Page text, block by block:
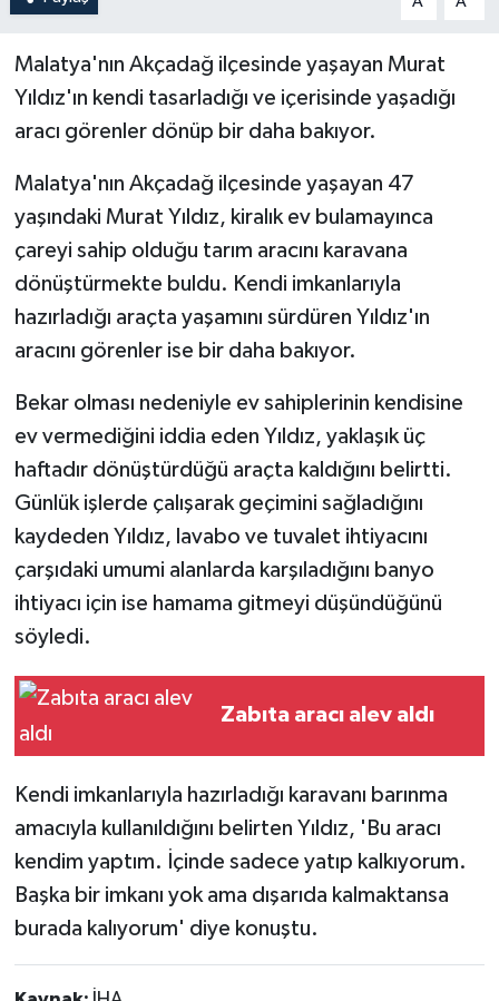
Malatya'nın Akçadağ ilçesinde yaşayan Murat
Yıldız'ın kendi tasarladığı ve içerisinde yaşadığı
aracı görenler dönüp bir daha bakıyor.
Malatya'nın Akçadağ ilçesinde yaşayan 47
yaşındaki Murat Yıldız, kiralık ev bulamayınca
çareyi sahip olduğu tarım aracını karavana
dönüştürmekte buldu. Kendi imkanlarıyla
hazırladığı araçta yaşamını sürdüren Yıldız'ın
aracını görenler ise bir daha bakıyor.
Bekar olması nedeniyle ev sahiplerinin kendisine
ev vermediğini iddia eden Yıldız, yaklaşık üç
haftadır dönüştürdüğü araçta kaldığını belirtti.
Günlük işlerde çalışarak geçimini sağladığını
kaydeden Yıldız, lavabo ve tuvalet ihtiyacını
çarşıdaki umumi alanlarda karşıladığını banyo
ihtiyacı için ise hamama gitmeyi düşündüğünü
söyledi.
Zabıta aracı alev aldı
Kendi imkanlarıyla hazırladığı karavanı barınma
amacıyla kullanıldığını belirten Yıldız, 'Bu aracı
kendim yaptım. İçinde sadece yatıp kalkıyorum.
Başka bir imkanı yok ama dışarıda kalmaktansa
burada kalıyorum' diye konuştu.